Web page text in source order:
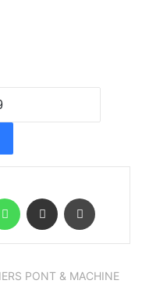
WhatsAppPartager par email
PONT & MACHINE